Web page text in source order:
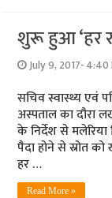
शुरू हुआ ‘हर
July 9, 2017- 4:40
सचिव स्वास्थ्य एवं
अस्पताल का दौरा
के निर्देश से
पैदा होने से स्रोत
हर …
Read More »